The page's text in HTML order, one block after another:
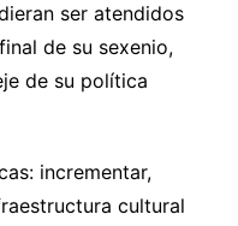
ser atendidos
de su sexenio,
de su política
incrementar,
cultural